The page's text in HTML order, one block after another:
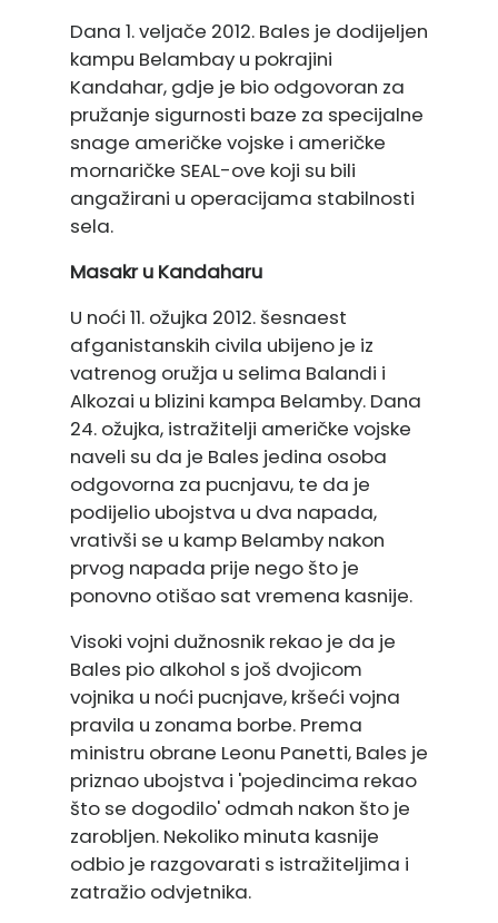
Dana 1. veljače 2012. Bales je dodijeljen
kampu Belambay u pokrajini
Kandahar, gdje je bio odgovoran za
pružanje sigurnosti baze za specijalne
snage američke vojske i američke
mornaričke SEAL-ove koji su bili
angažirani u operacijama stabilnosti
sela.
Masakr u Kandaharu
U noći 11. ožujka 2012. šesnaest
afganistanskih civila ubijeno je iz
vatrenog oružja u selima Balandi i
Alkozai u blizini kampa Belamby. Dana
24. ožujka, istražitelji američke vojske
naveli su da je Bales jedina osoba
odgovorna za pucnjavu, te da je
podijelio ubojstva u dva napada,
vrativši se u kamp Belamby nakon
prvog napada prije nego što je
ponovno otišao sat vremena kasnije.
Visoki vojni dužnosnik rekao je da je
Bales pio alkohol s još dvojicom
vojnika u noći pucnjave, kršeći vojna
pravila u zonama borbe. Prema
ministru obrane Leonu Panetti, Bales je
priznao ubojstva i 'pojedincima rekao
što se dogodilo' odmah nakon što je
zarobljen. Nekoliko minuta kasnije
odbio je razgovarati s istražiteljima i
zatražio odvjetnika.